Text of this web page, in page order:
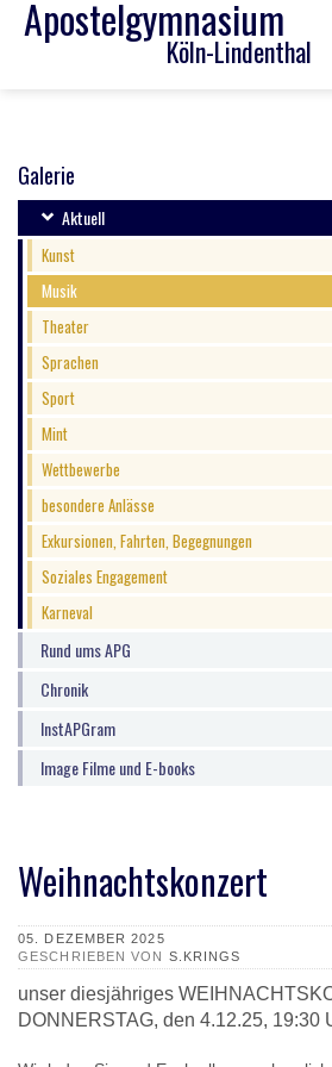
Apostelgymnasium
Köln-Lindenthal
Galerie
Aktuell
Kunst
Musik
Theater
Sprachen
Sport
Mint
Wettbewerbe
besondere Anlässe
Exkursionen, Fahrten, Begegnungen
Soziales Engagement
Karneval
Rund ums APG
Chronik
InstAPGram
Image Filme und E-books
Weihnachtskonzert
DETAILS
05. DEZEMBER 2025
GESCHRIEBEN VON S.KRINGS
unser diesjähriges
DONNERSTAG, den 4.12.25, 19:30